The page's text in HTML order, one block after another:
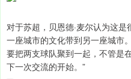
对于苏超，贝恩德·麦尔认为这
一座城市的文化带到另一座城市
要把两支球队聚到一起，不管是
下一次交流的开始。”